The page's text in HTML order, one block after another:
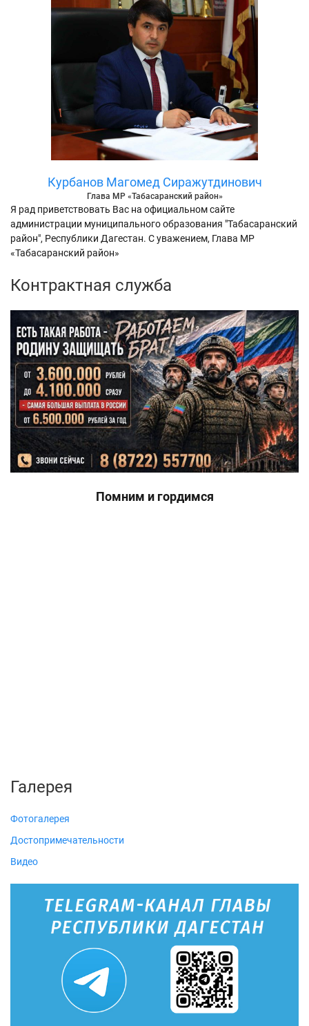
Курбанов Магомед Сиражутдинович
Глава МР «Табасаранский район»
Я рад приветствовать Вас на официальном сайте
администрации муниципального образования "Табасаранский
район", Республики Дагестан. С уважением, Глава МР
«Табасаранский район»
Контрактная служба
Помним и гордимся
Галерея
Фотогалерея
Достопримечательности
Видео